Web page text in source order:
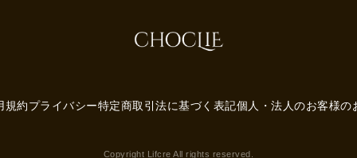
規約プライバシー特定商取引法に基づく表記個人・法人のお客様の